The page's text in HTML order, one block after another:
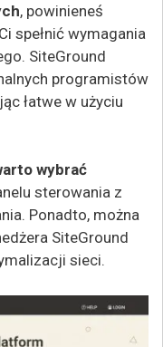
, powinieneś
spełnić wymagania
SiteGround
programistów
łatwe w użyciu
wybrać
sterowania z
Ponadto, można
SiteGround
sieci.